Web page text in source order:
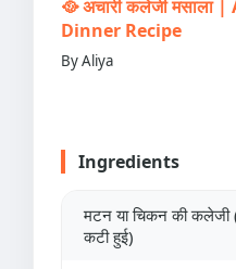
🥘 अचारी कलेजी
Dinner Recipe
By Aliya
Ingredients
मटन या चिकन की कलेजी
कटी हुई)